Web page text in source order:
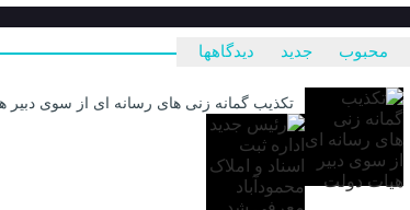
محبوب جدید دیدگاهها
تکذیب گمانه زنی های رسانه ای از سوی دبیر